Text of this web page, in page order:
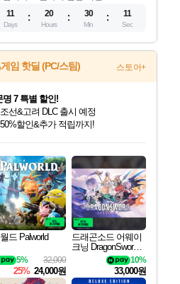
11
Days
20
Hours
30
Min
10
Sec
게임 핫딜 (PC/스팀) 스토어+
최대 90% 할인가를 만나보세요!
네이버혜택과 함께 만나보세요!
명 7 특별 할인!
조선&고려 DLC 출시 예정
50%할인&추가 적립까지!
네이버 포인트 혜택까지!
이니&베니 혜택까지!
네이버 혜택가와 함께 예약하세요!
할인&네이버혜택으로 만나보세요!
네이버페이 혜택과 만나보세요!
40주년 프로모션으로 만나보세요!
할인가에 만나보세요!
일부 에디션 상시 할인!
혜택으로 예약 판매 중
편안하게 충전하세요
드 Palworld
32,000
5%
25% 24,000원
드래곤소드 어웨이
크닝 DragonSword A
10%
33,000원